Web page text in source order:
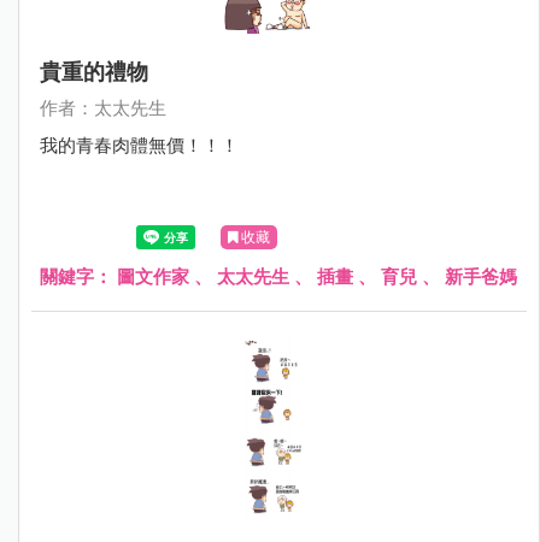
貴重的禮物
作者：太太先生
我的青春肉體無價！！！
收藏
關鍵字： 圖文作家 、 太太先生 、 插畫 、 育兒 、 新手爸媽